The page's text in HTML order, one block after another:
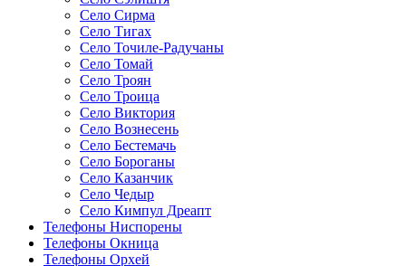
Село Сирма
Село Тигах
Село Точиле-Радучаны
Село Томай
Село Троян
Село Троица
Село Виктория
Село Вознесень
Село Бестемачь
Село Бороганы
Село Казанчик
Село Чедыр
Село Кимпул Дреапт
Телефоны Ниспорены
Телефоны Окница
Телефоны Орхей